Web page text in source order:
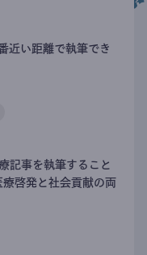
近い距離で執筆でき
記事を執筆すること
啓発と社会貢献の両